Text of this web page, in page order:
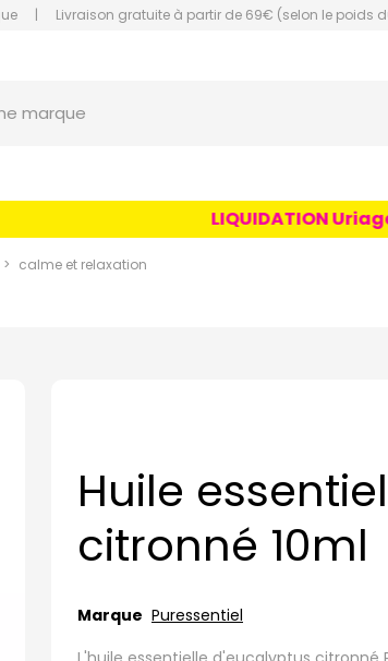
| Livraison gratuite à partir de 69€ (selon le poids
LIQUIDATION Uriage
calme et relaxation
Huile
citronné 10ml
Marque Puressentiel